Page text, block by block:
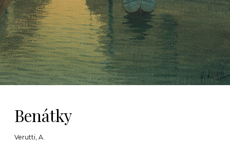
Benátky
Verutti, A.